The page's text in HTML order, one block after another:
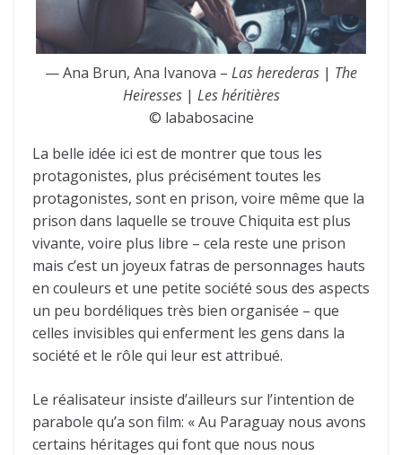
— Ana Brun, Ana Ivanova – Las herederas | The
Heiresses| Les héritières
© lababosacine
La belle idée ici est de montrer que tous les
protagonistes, plus précisément toutes les
protagonistes, sont en prison, voire même que la
prison dans laquelle se trouve Chiquita est plus
vivante, voire plus libre – cela reste une prison
mais c’est un joyeux fatras de personnages hauts
en couleurs et une petite société sous des aspects
un peu bordéliques très bien organisée – que
celles invisibles qui enferment les gens dans la
société et le rôle qui leur est attribué.
Le réalisateur insiste d’ailleurs sur l’intention de
parabole qu’a son film: « Au Paraguay nous avons
certains héritages qui font que nous nous